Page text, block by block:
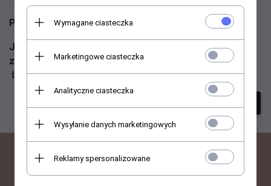
Podaj inne słowa i spróbuj raz jeszcze
Jeśli nadal masz problem z wyszukaniem produktu -
zadzwoń do nas ☎ 513 059 007 lub napisz ✉
biuro@abant.pl
BĄDŹ NA BIEŻĄCO Z
Wymagane ciasteczka
Marketingowe ciasteczka
Analityczne ciasteczka
Wysyłanie danych marketingowych
Reklamy spersonalizowane